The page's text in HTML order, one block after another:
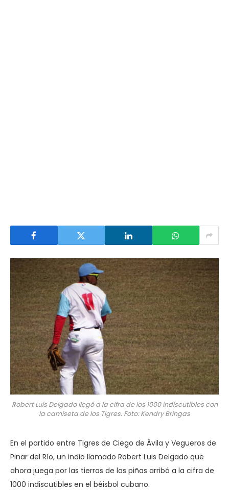
Robert Luis Delgado llegó a la cifra de los 1000 indiscutibles con
la camiseta de los Tigres. Foto: Kendry Bringas
En el partido entre Tigres de Ciego de Ávila y Vegueros de
Pinar del Río, un indio llamado Robert Luis Delgado que
ahora juega por las tierras de las piñas arribó a la cifra de
1000 indiscutibles en el béisbol cubano.